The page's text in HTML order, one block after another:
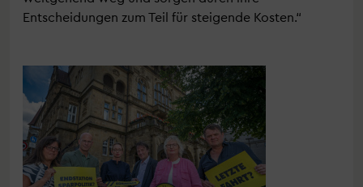
Entscheidungen zum Teil für steigende Kosten.“